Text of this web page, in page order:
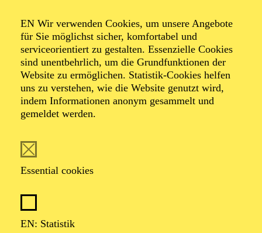
EN Wir verwenden Cookies, um unsere Angebote
für Sie möglichst sicher, komfortabel und
serviceorientiert zu gestalten. Essenzielle Cookies
sind unentbehrlich, um die Grundfunktionen der
Website zu ermöglichen. Statistik-Cookies helfen
uns zu verstehen, wie die Website genutzt wird,
indem Informationen anonym gesammelt und
gemeldet werden.
Essential cookies
EN: Statistik
Organiser: Theater-, Konzert- u. Gastspieldirektion OTTO
HOFNER GMBH
TICKETS
55,20 52,70€
EN: SCHAUSPIEL ESSEN
05.09.2026
19:30 - 21:30
BLICK AUF DEN IRAN –
STIMMEN ZUR AKTUELLEN